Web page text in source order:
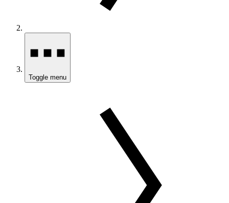
Toggle menu